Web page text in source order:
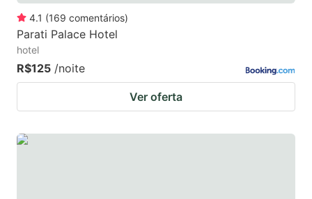
4.1 (169 comentários)
Parati Palace Hotel
hotel
R$125 /noite
Ver oferta